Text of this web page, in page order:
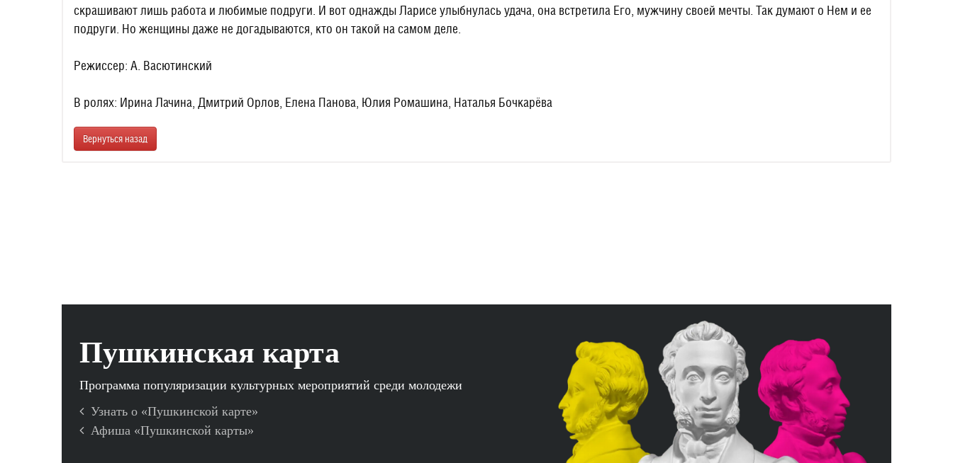
скрашивают лишь работа и любимые подруги. И вот однажды Ларисе улыбнулась удача, она встретила Его, мужчину своей мечты. Так думают о Нем и ее
подруги. Но женщины даже не догадываются, кто он такой на самом деле.
Режиссер: А. Васютинский
В ролях: Ирина Лачина, Дмитрий Орлов, Елена Панова, Юлия Ромашина, Наталья Бочкарёва
Вернуться назад
Пушкинская карта
Программа популяризации культурных мероприятий среди молодежи
Узнать о «Пушкинской карте»
Афиша «Пушкинской карты»